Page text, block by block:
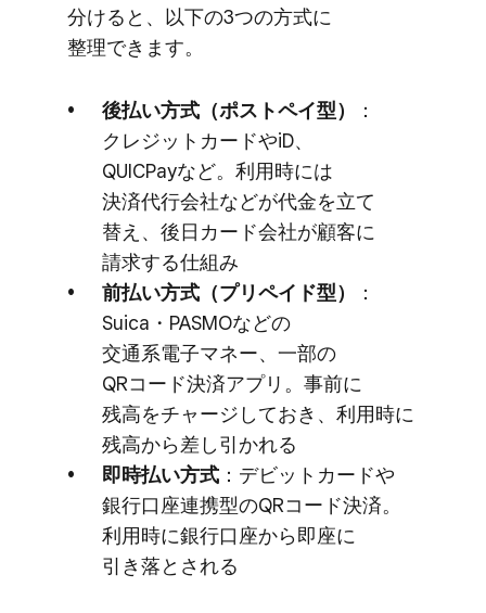
分けると、​以下の​3つの​方​式に​
整理できます。
後払い方​式​（ポストペイ型）
​：
クレジットカードや​iD、​
QUICPayなど。​利用時には​
決済代行会社などが​代金を​立て​
替え、​後日カード会社が​顧客に​
請求する​仕組み
前払い方​式​（プリペイド型）
​：
Suica・PASMOなどの​
交通系電子マネー、​一部の​
QRコード決済アプリ。​事前に​
残高を​チャージして​おき、​利用時に​
残高から​差し引かれる
即時払い​方​式：デビットカードや​
銀行口座連携型の​QRコード決済。​
利用時に​銀行口座から​即座に​
引き落とされる